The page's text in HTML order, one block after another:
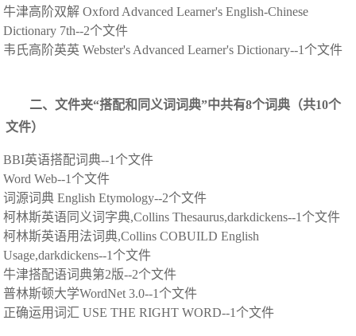
牛津高阶双解 Oxford Advanced Learner's English-Chinese
Dictionary 7th--2个文件
韦氏高阶英英 Webster's Advanced Learner's Dictionary--1个文件
二、文件夹“搭配和同义词词典”中共有8个词典（共10个
文件）
BBI英语搭配词典--1个文件
Word Web--1个文件
词源词典 English Etymology--2个文件
柯林斯英语同义词字典,Collins Thesaurus,darkdickens--1个文件
柯林斯英语用法词典,Collins COBUILD English
Usage,darkdickens--1个文件
牛津搭配语词典第2版--2个文件
普林斯顿大学WordNet 3.0--1个文件
正确运用词汇 USE THE RIGHT WORD--1个文件